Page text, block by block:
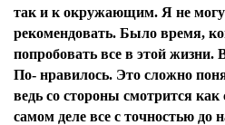
так и к окружающим. Я не могу
рекомендовать. Было время,
попробовать все в этой жизни.
По- нравилось. Это сложно
ведь со стороны смотрится как
самом деле все с точностью до